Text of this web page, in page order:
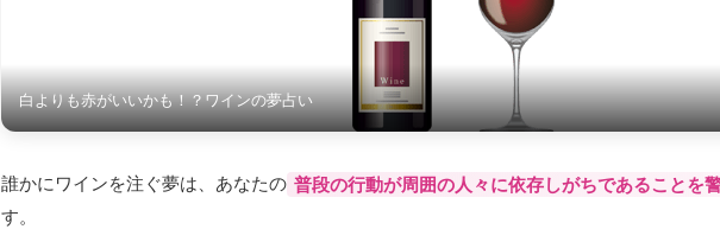
白よりも赤がいいかも！？ワインの夢占い
誰かにワインを注ぐ夢は、あなたの 普段の行動が周囲の人々に依存しがちであることを
す。